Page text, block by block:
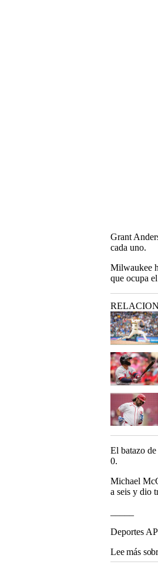
Grant
cada uno.
Milwaukee
que ocupa
El batazo
0.
Michael
a seis y dio
Deportes
Lee más